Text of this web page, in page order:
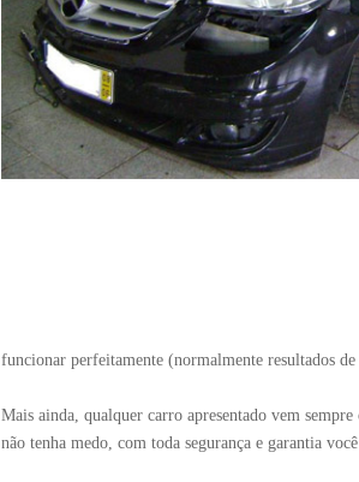
funcionar perfeitamente (normalmente resultados
Mais ainda, qualquer carro apresentado vem
não tenha medo, com toda segurança e garantia